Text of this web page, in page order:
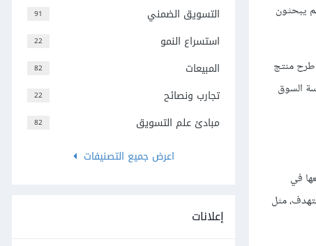
يبحثون
طرح منتج
السوق
في
مثل
91 التسويق الضمني
22 استسراع النمو
82 المبيعات
22 تجارب ونصائح
82
مبادئ علم التسويق
اعرض جميع التصنيفات
إعلانات